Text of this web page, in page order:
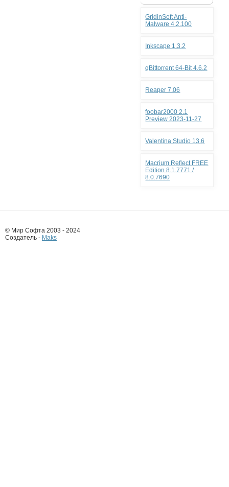
GridinSoft Anti-
Malware 4.2.100
Inkscape 1.3.2
qBittorrent 64-Bit 4.6.2
Reaper 7.06
foobar2000 2.1
Preview 2023-11-27
Valentina Studio 13.6
Macrium Reflect FREE
Edition 8.1.7771 /
8.0.7690
© Мир Софта 2003 - 2024
Создатель - Maks